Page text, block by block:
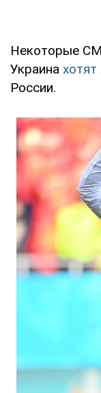
Некоторые
Украина
России.